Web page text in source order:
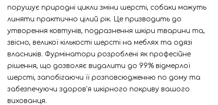
порушує природні цикли зміни шерсті, собаки можуть
линяти практично цілий рік. Це призводить до
утворення ковтунів, подразнення шкіри тварини та,
звісно, великої кількості шерсті на меблях та одязі
власників. Фурмінатори розроблені як професійне
рішення, що дозволяє видалити до 99% відмерлої
шерсті, запобігаючи її розповсюдженню по дому та
забезпечуючи здоров'я шкірного покриву вашого
вихованця.